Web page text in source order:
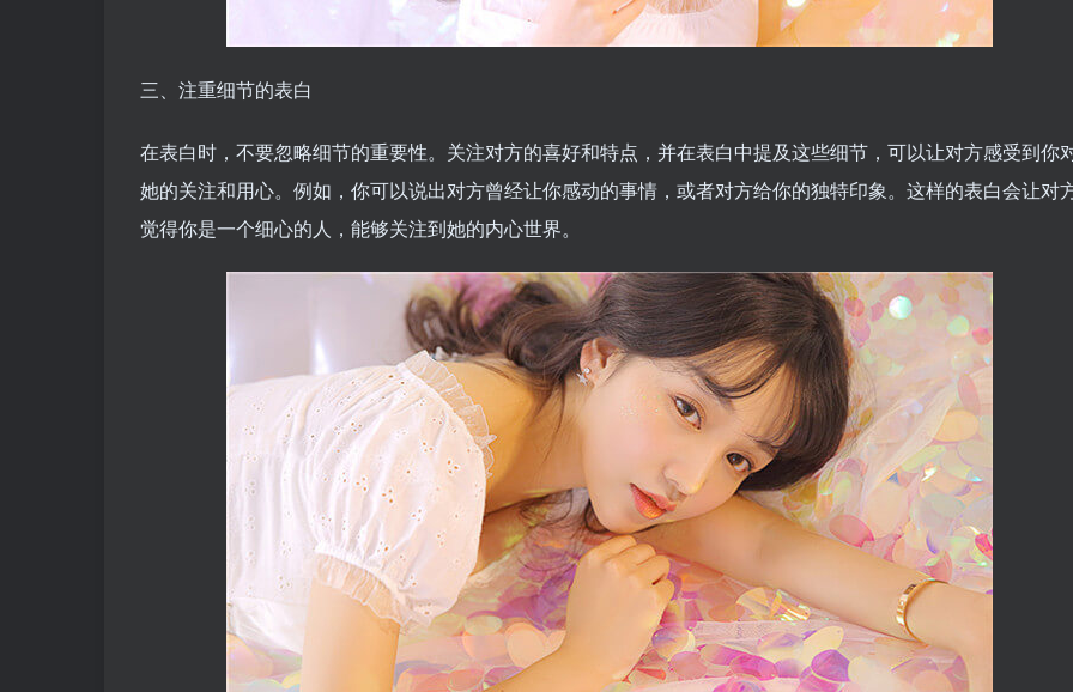
三、注重细节的表白
在表白时，不要忽略细节的重要性。关注对方的喜好和特点，并在表白中提及这些细节，可以让对方感受到你
她的关注和用心。例如，你可以说出对方曾经让你感动的事情，或者对方给你的独特印象。这样的表白会让对
觉得你是一个细心的人，能够关注到她的内心世界。